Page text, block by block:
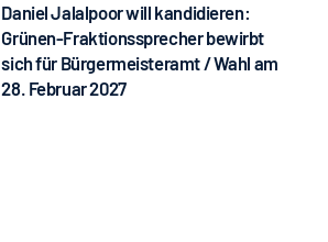
Daniel Jalalpoor will kandidieren:
Grünen-Fraktionssprecher bewirbt
sich für Bürgermeisteramt / Wahl am
28. Februar 2027